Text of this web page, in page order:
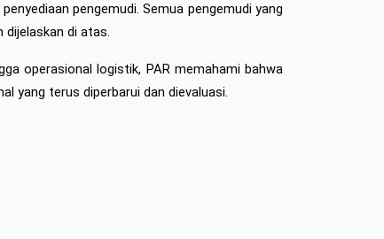
pengemudi. Semua pengemudi yang
dijelaskan di atas.
operasional logistik, PAR memahami bahwa
yang terus diperbarui dan dievaluasi.